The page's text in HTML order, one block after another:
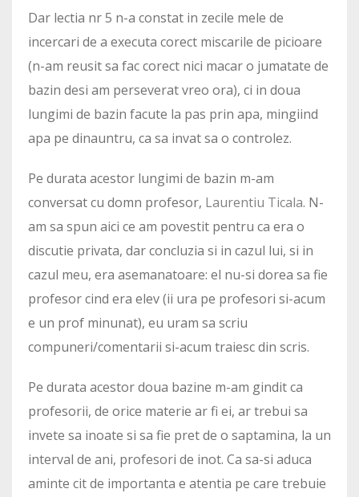
Dar lectia nr 5 n-a constat in zecile mele de
incercari de a executa corect miscarile de picioare
(n-am reusit sa fac corect nici macar o jumatate de
bazin desi am perseverat vreo ora), ci in doua
lungimi de bazin facute la pas prin apa, mingiind
apa pe dinauntru, ca sa invat sa o controlez.
Pe durata acestor lungimi de bazin m-am
conversat cu domn profesor, Laurentiu Ticala. N-
am sa spun aici ce am povestit pentru ca era o
discutie privata, dar concluzia si in cazul lui, si in
cazul meu, era asemanatoare: el nu-si dorea sa fie
profesor cind era elev (ii ura pe profesori si-acum
e un prof minunat), eu uram sa scriu
compuneri/comentarii si-acum traiesc din scris.
Pe durata acestor doua bazine m-am gindit ca
profesorii, de orice materie ar fi ei, ar trebui sa
invete sa inoate si sa fie pret de o saptamina, la un
interval de ani, profesori de inot. Ca sa-si aduca
aminte cit de importanta e atentia pe care trebuie